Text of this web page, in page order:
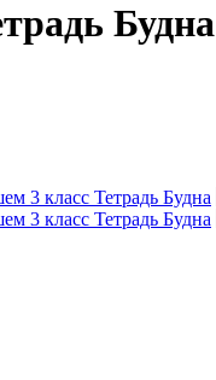
Будна